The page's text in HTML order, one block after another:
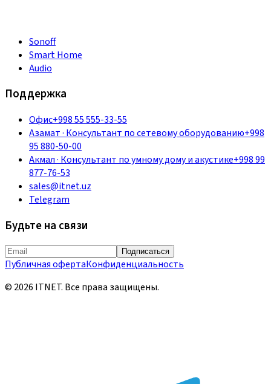
Sonoff
Smart Home
Audio
Поддержка
Офис+998 55 555-33-55
Азамат· Консультант по сетевому оборудованию+998
95 880-50-00
Акмал· Консультант по умному дому и акустике+998 99
877-76-53
sales@itnet.uz
Telegram
Будьте на связи
Подписаться
Публичная офертаКонфиденциальность
© 2026 ITNET. Все права защищены.